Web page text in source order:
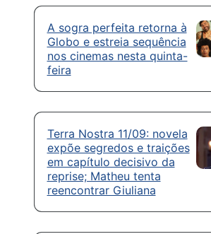
A sogra perfeita retorna à
Globo e estreia sequência
nos cinemas nesta quinta-
feira
Terra Nostra 11/09: novela
expõe segredos e traições
em capítulo decisivo da
reprise; Matheu tenta
reencontrar Giuliana